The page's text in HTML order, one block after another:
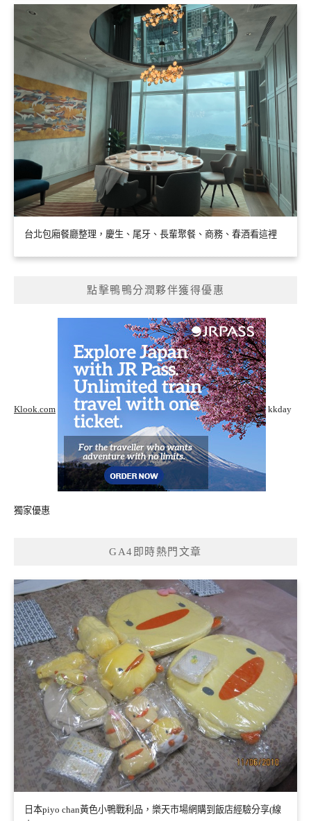
台北包廂餐廳整理，慶生、尾牙、長輩聚餐、商務、春酒看這裡
點擊鴨鴨分潤夥伴獲得優惠
Klook.com kkday
獨家優惠
GA4即時熱門文章
日本piyo chan黃色小鴨戰利品，樂天市場網購到飯店經驗分享(線